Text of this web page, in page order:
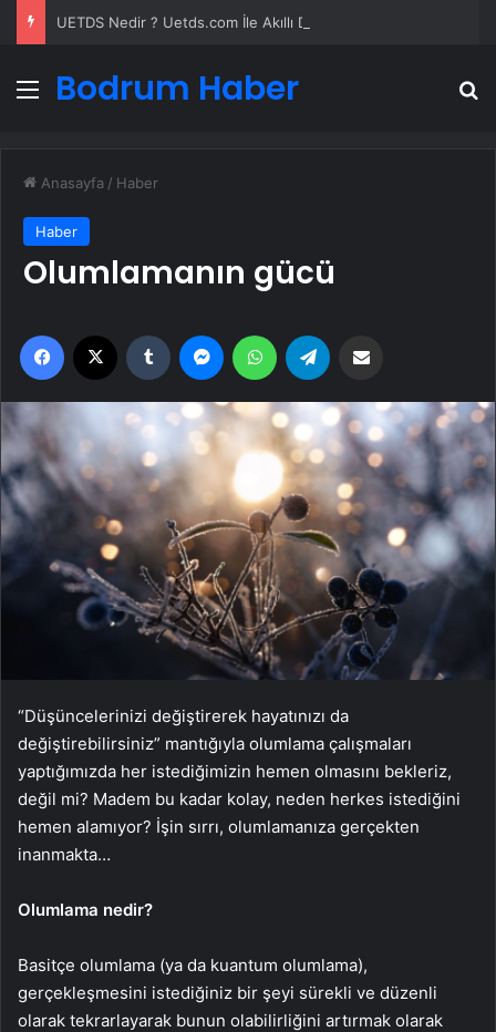
Menü
Bodrum Haber
Anasayfa / Haber
Haber
Olumlamanın gücü
Facebook Tumblr MessengerWhatsApp
“Düşüncelerinizi değiştirerek hayatınızı da
değiştirebilirsiniz” mantığıyla olumlama çalışmaları
yaptığımızda her istediğimizin hemen olmasını bekleriz,
değil mi? Madem bu kadar kolay, neden herkes istediğini
hemen alamıyor? İşin sırrı, olumlamanıza gerçekten
inanmakta…
Olumlama nedir?
Basitçe olumlama (ya da kuantum olumlama),
gerçekleşmesini istediğiniz bir şeyi sürekli ve düzenli
olarak tekrarlayarak bunun olabilirliğini artırmak olarak